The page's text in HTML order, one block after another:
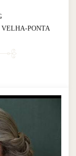
VELHA-PONTA